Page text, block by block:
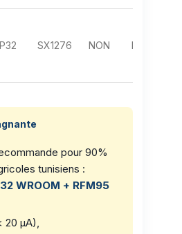
SX1276 NON NON
pour 90%
tunisiens :
WROOM + RFM95
20 µA),